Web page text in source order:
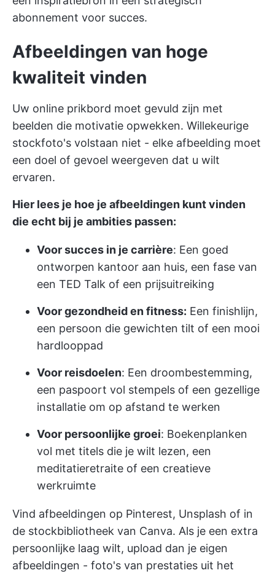
abonnement voor succes.
Afbeeldingen van hoge
kwaliteit vinden
Uw online prikbord moet gevuld zijn met
beelden die motivatie opwekken. Willekeurige
stockfoto's volstaan niet - elke afbeelding moet
een doel of gevoel weergeven dat u wilt
ervaren.
Hier lees je hoe je afbeeldingen kunt vinden
die echt bij je ambities passen:
Voor succes in je carrière: Een goed
ontworpen kantoor aan huis, een fase van
een TED Talk of een prijsuitreiking
Voor gezondheid en fitness: Een finishlijn,
een persoon die gewichten tilt of een mooi
hardlooppad
Voor reisdoelen: Een droombestemming,
een paspoort vol stempels of een gezellige
installatie om op afstand te werken
Voor persoonlijke groei: Boekenplanken
vol met titels die je wilt lezen, een
meditatieretraite of een creatieve
werkruimte
Vind afbeeldingen op Pinterest, Unsplash of in
de stockbibliotheek van Canva. Als je een extra
persoonlijke laag wilt, upload dan je eigen
afbeeldingen - foto's van prestaties uit het